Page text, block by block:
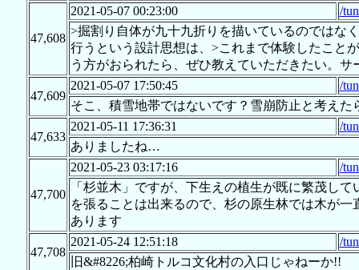
47,608
2021-05-07 00:23:00
/
>掘割り自体が九十九折りを描いているのではな
行うという設計思想は、>これまで体験したこと
う方がおられたら、ぜひ教えていただきたい。
47,609
2021-05-07 17:50:45
/
そこ、積雪地帯ではないです？雪崩防止と考え
47,633
2021-05-11 17:36:31
/
ありましたね…
47,700
2021-05-23 03:17:16
/
「杉並木」ですが、下生えの植生が既に繁茂し
を張ることは出来るので、杉の原生林では木が
あります
47,708
2021-05-24 12:51:18
/
旧&#8226;柏崎トルコ文化村の入口じゃねーか!!